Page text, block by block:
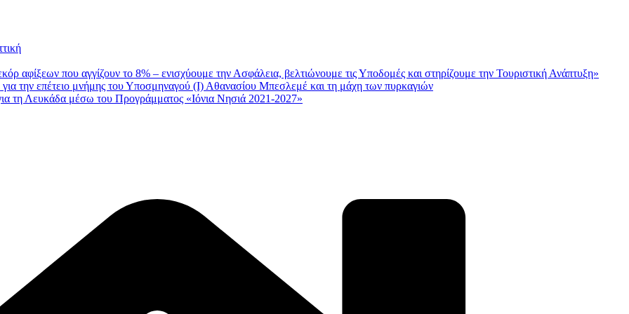
αφίξεων που αγγίζουν το 8% – ενισχύουμε την Ασφάλεια, βελτιώνουμε τις Υποδομές και στηρίζουμε την Τουριστική Ανάπτυξη»
την επέτειο μνήμης του Υποσμηναγού (Ι) Αθανασίου Μπεσλεμέ και τη μάχη των πυρκαγιών
τη Λευκάδα μέσω του Προγράμματος «Ιόνια Νησιά 2021-2027»